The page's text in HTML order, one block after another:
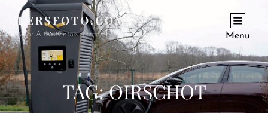
PERSFOTO.COM
Voor Al Uw Fotowerkzaamheden En Opdrachten Menu
TAG:OIRSCHOT